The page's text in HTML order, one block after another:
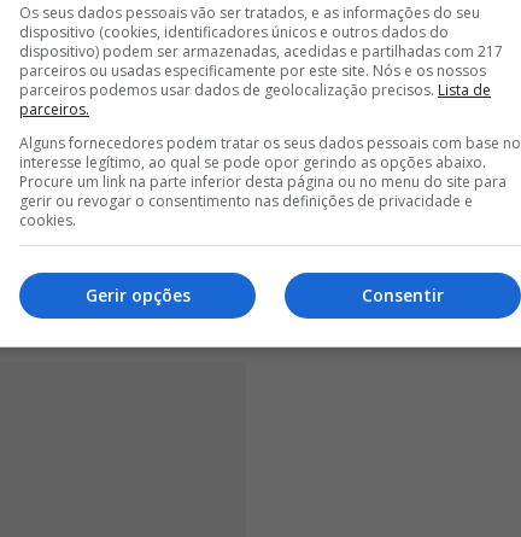
< >
e a nossa história, temos de reconhecer que a
plano desportivo, onde tínhamos fundadas e
vontade de ganhar, sempre, é o que nos move”,
com menos do que títulos e troféus: só
apaixonada e empenhadamente, em paralelo
as condições para o fazer. Acresce que soubemos
investimento que nos permite materializar esse
e potencia a vertente desportiva”, continuou.
Os seus dados pessoais vão ser tratados, e as informações do seu
dispositivo (cookies, identificadores únicos e outros dados do
dispositivo) podem ser armazenadas, acedidas e partilhadas com 217
parceiros ou usadas especificamente por este site. Nós e os nossos
parceiros podemos usar dados de geolocalização precisos. Lista de
parceiros.
Alguns fornecedores podem tratar os seus dados pessoais com base no
interesse legítimo, ao qual se pode opor gerindo as opções abaixo.
Procure um link na parte inferior desta página ou no menu do site para
gerir ou revogar o consentimento nas definições de privacidade e
cookies.
Consentir
Gerir opções